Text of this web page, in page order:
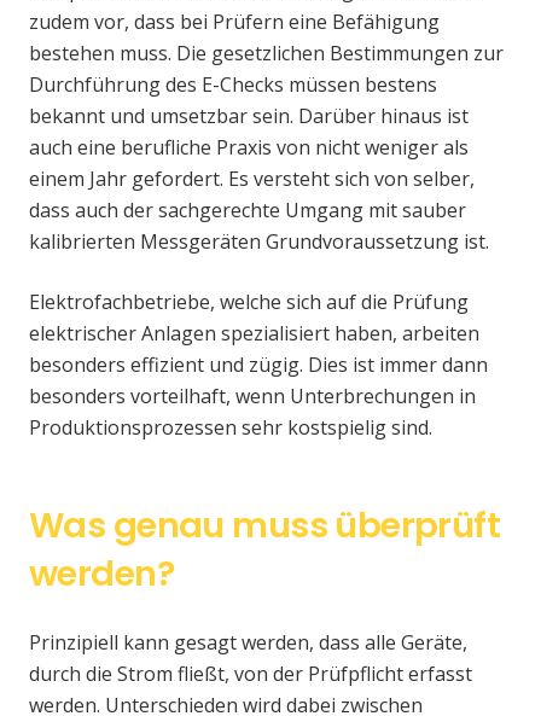
zudem vor, dass bei Prüfern eine Befähigung
bestehen muss. Die gesetzlichen Bestimmungen zur
Durchführung des E-Checks müssen bestens
bekannt und umsetzbar sein. Darüber hinaus ist
auch eine berufliche Praxis von nicht weniger als
einem Jahr gefordert. Es versteht sich von selber,
dass auch der sachgerechte Umgang mit sauber
kalibrierten Messgeräten Grundvoraussetzung ist.
Elektrofachbetriebe, welche sich auf die Prüfung
elektrischer Anlagen spezialisiert haben, arbeiten
besonders effizient und zügig. Dies ist immer dann
besonders vorteilhaft, wenn Unterbrechungen in
Produktionsprozessen sehr kostspielig sind.
Was genau muss überprüft
werden?
Prinzipiell kann gesagt werden, dass alle Geräte,
durch die Strom fließt, von der Prüfpflicht erfasst
werden. Unterschieden wird dabei zwischen